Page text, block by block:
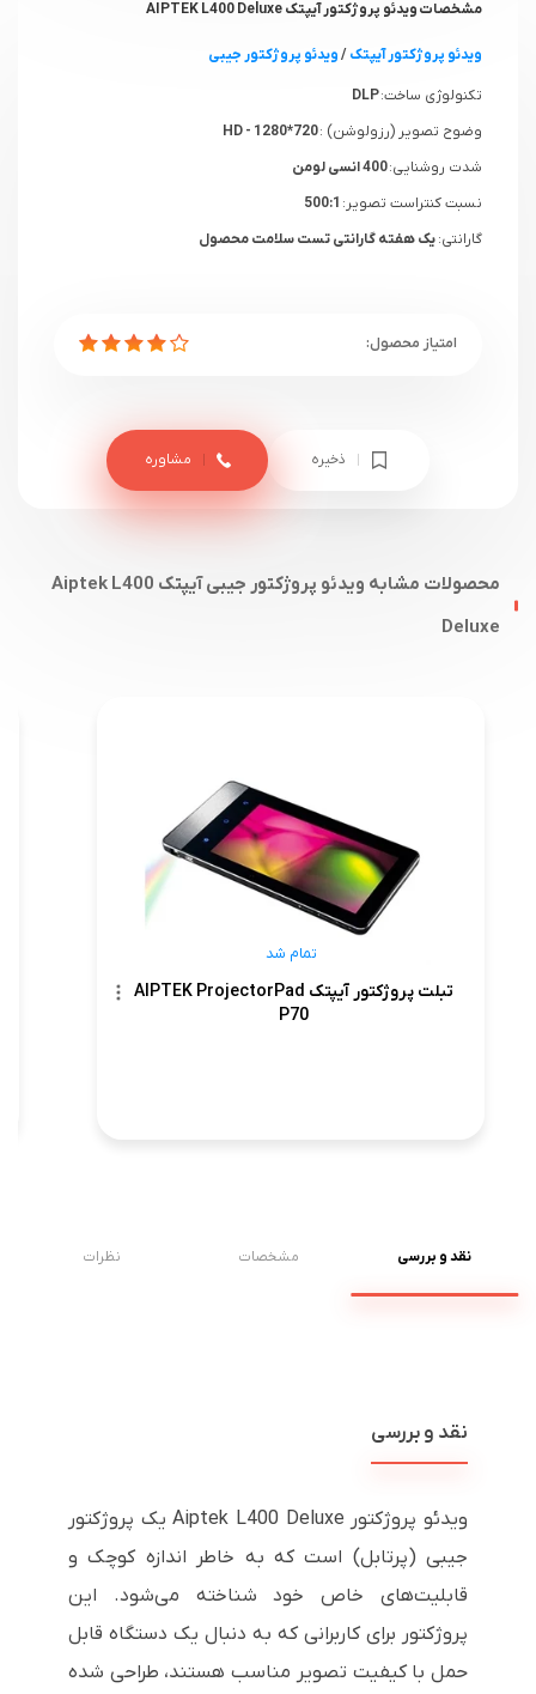
مشخصات ویدئو پروژکتور آیپتک AIPTEK L400 Deluxe
ویدئو پروژکتور آیپتک/ویدئو پروژکتور جیبی
تکنولوژی ساخت:DLP
وضوح تصویر (رزولوشن) :
شدت روشنایی:400 انسی لومن
نسبت کنتراست تصویر:
گارانتی:یک هفته گارانتی تست سلامت محصول
ذخیره مشاوره
محصولات مشابه ویدئو پروژکتور جیبی آیپتک Aiptek L400
Deluxe
تبلت پروژکتور آیپتک AIPTEK ProjectorPad
P70
تمام شد
نقد و بررسی مشخصات نظرات
نقد و بررسی
ویدئو پروژکتور Aiptek L400 Deluxe یک پروژکتور
جیبی (پرتابل) است که به خاطر اندازه کوچک و
قابلیت‌های خاص خود شناخته می‌شود. این
پروژکتور برای کاربرانی که به دنبال یک دستگاه قابل
حمل با کیفیت تصویر مناسب هستند، طراحی شده